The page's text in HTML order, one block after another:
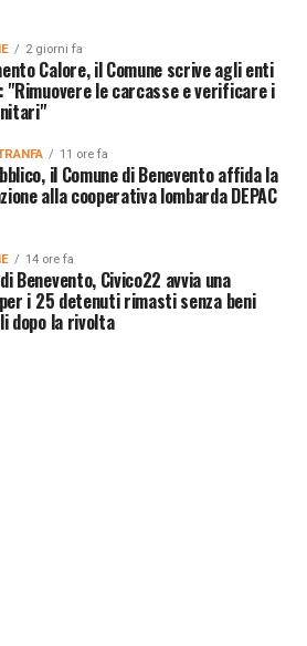
2 giorni fa
Calore, il Comune scrive agli enti
"Rimuovere le carcasse e verificare i
11 ore fa
il Comune di Benevento affida la
alla cooperativa lombarda DEPAC
14 ore fa
Benevento, Civico22 avvia una
i 25 detenuti rimasti senza beni
dopo la rivolta